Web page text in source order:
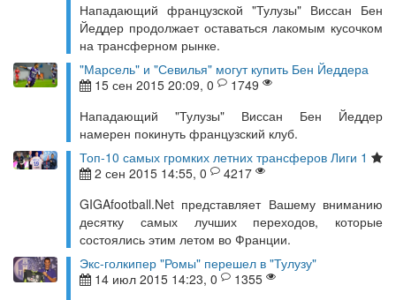
Нападающий французской "Тулузы" Виссан Бен
Йеддер продолжает оставаться лакомым кусочком
на трансферном рынке.
"Марсель" и "Севилья" могут купить Бен Йеддера
15 сен 2015 20:09, 0
1749
Нападающий "Тулузы" Виссан Бен Йеддер
намерен покинуть французский клуб.
Топ-10 самых громких летних трансферов Лиги 1
2 сен 2015 14:55, 0
4217
GIGAfootball.Net представляет Вашему вниманию
десятку самых лучших переходов, которые
состоялись этим летом во Франции.
Экс-голкипер "Ромы" перешел в "Тулузу"
14 июл 2015 14:23, 0
1355